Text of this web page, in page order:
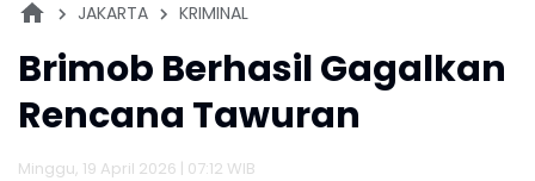
JAKARTA KRIMINAL
Brimob Berhasil Gagalkan
Rencana Tawuran
Minggu, 19 April 2026 | 07:12 WIB